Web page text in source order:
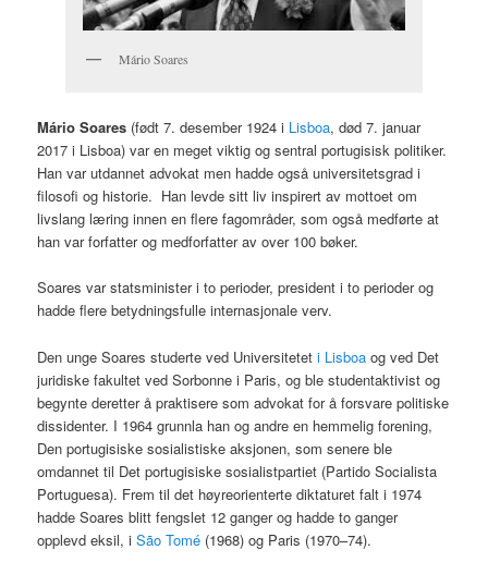
Mário Soares
Mário Soares (født 7. desember 1924 i Lisboa, død 7. januar
2017 i Lisboa) var en meget viktig og sentral portugisisk politiker.
Han var utdannet advokat men hadde også universitetsgrad i
filosofi og historie. Han levde sitt liv inspirert av mottoet om
livslang læring innen en flere fagområder, som også medførte at
han var forfatter og medforfatter av over 100 bøker.
Soares var statsminister i to perioder, president i to perioder og
hadde flere betydningsfulle internasjonale verv.
Den unge Soares studerte ved Universiteteti Lisboa og ved Det
juridiske fakultet ved Sorbonne i Paris, og ble studentaktivist og
begynte deretter å praktisere som advokat for å forsvare politiske
dissidenter. I 1964 grunnla han og andre en hemmelig forening,
Den portugisiske sosialistiske aksjonen, som senere ble
omdannet til Det portugisiske sosialistpartiet (Partido Socialista
Portuguesa). Frem til det høyreorienterte diktaturet falt i 1974
hadde Soares blitt fengslet 12 ganger og hadde to ganger
opplevd eksil, iSão Tomé (1968) og Paris (1970–74).